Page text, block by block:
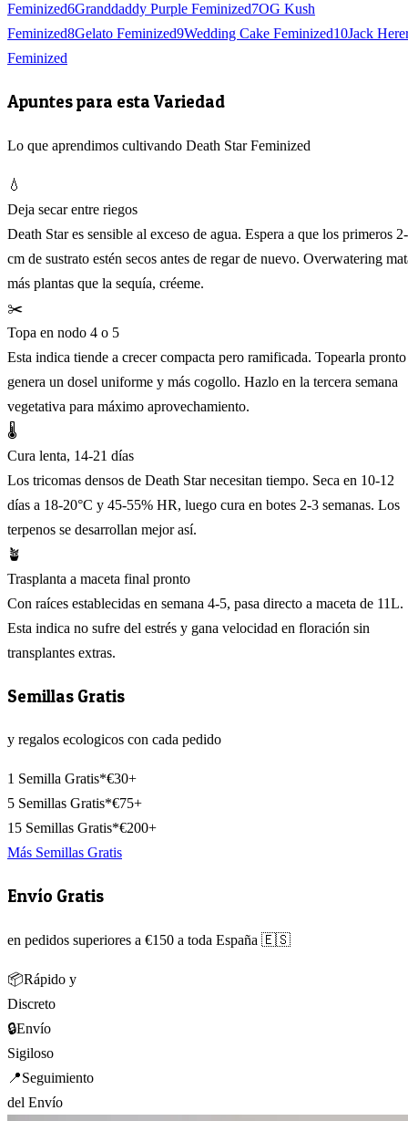
Feminized6Granddaddy Purple Feminized7OG Kush
Feminized8Gelato Feminized9Wedding Cake Feminized10Jack
Feminized
Apuntes para esta Variedad
Lo que aprendimos cultivando Death Star Feminized
💧
Deja secar entre riegos
Death Star es sensible al exceso de agua. Espera a que los primeros
cm de sustrato estén secos antes de regar de nuevo. Overwatering
más plantas que la sequía, créeme.
✂️
Topa en nodo 4 o 5
Esta indica tiende a crecer compacta pero ramificada. Topearla pronto
genera un dosel uniforme y más cogollo. Hazlo en la tercera semana
vegetativa para máximo aprovechamiento.
🌡️
Cura lenta, 14-21 días
Los tricomas densos de Death Star necesitan tiempo. Seca en 10-12
días a 18-20°C y 45-55% HR, luego cura en botes 2-3 semanas. Los
terpenos se desarrollan mejor así.
🪴
Trasplanta a maceta final pronto
Con raíces establecidas en semana 4-5, pasa directo a maceta de 11L.
Esta indica no sufre del estrés y gana velocidad en floración sin
transplantes extras.
Semillas Gratis
y regalos ecologicos con cada pedido
1 Semilla Gratis*€30+
5 Semillas Gratis*€75+
15 Semillas Gratis*€200+
Más Semillas Gratis
Envío Gratis
en pedidos superiores a €150 a toda España 🇪🇸
📦Rápido y
Discreto
🔒Envío
Sigiloso
📍Seguimiento
del Envío